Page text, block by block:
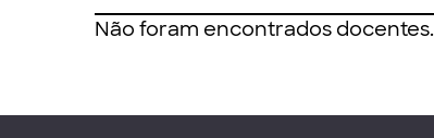
Não foram encontrados docentes.